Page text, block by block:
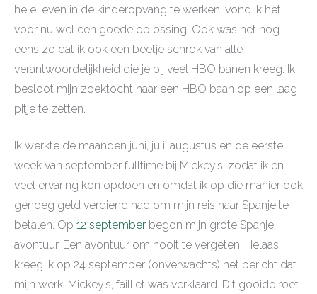
hele leven in de kinderopvang te werken, vond ik het
voor nu wel een goede oplossing. Ook was het nog
eens zo dat ik ook een beetje schrok van alle
verantwoordelijkheid die je bij veel HBO banen kreeg. Ik
besloot mijn zoektocht naar een HBO baan op een laag
pitje te zetten.
Ik werkte de maanden juni, juli, augustus en de eerste
week van september fulltime bij Mickey’s, zodat ik en
veel ervaring kon opdoen en omdat ik op die manier ook
genoeg geld verdiend had om mijn reis naar Spanje te
betalen. Op 12 september begon mijn grote Spanje
avontuur. Een avontuur om nooit te vergeten. Helaas
kreeg ik op 24 september (onverwachts) het bericht dat
mijn werk, Mickey’s, failliet was verklaard. Dit gooide roet